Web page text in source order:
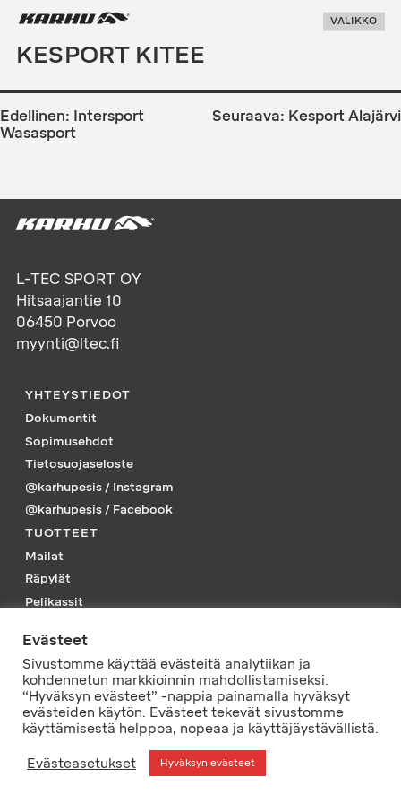
Suoraan
Karhu Pesis VALIKKO
KESPORT KITEE
ARTIKKELIEN
SELAUS
Edellinen: Intersport
Wasasport
Seuraava: Kesport Alajärvi
L-TEC SPORT OY
Hitsaajantie 10
06450 Porvoo
myynti@ltec.fi
YHTEYSTIEDOT
Dokumentit
Sopimusehdot
Tietosuojaseloste
@karhupesis / Instagram
@karhupesis / Facebook
TUOTTEET
Mailat
Räpylät
Pelikassit
Tarvikkeet
Vaatteet
PELISSÄ MUKANA
Evästeet
Sivustomme käyttää evästeitä analytiikan ja
kohdennetun markkioinnin mahdollistamiseksi.
“Hyväksyn evästeet” -nappia painamalla hyväksyt
evästeiden käytön. Evästeet tekevät sivustomme
käyttämisestä helppoa, nopeaa ja käyttäjäystävällistä.
Evästeasetukset Hyväksyn evästeet